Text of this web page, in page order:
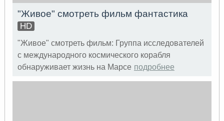
"Живое" смотреть фильм фантастика
HD
"Живое" смотреть фильм: Группа исследователей
с международного космического корабля
обнаруживает жизнь на Марсе подробнее